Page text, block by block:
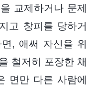
교제하거나 문제
고 창피를 당하거
, 애써 자신을 위
철저히 포장한 채
면만 다른 사람에